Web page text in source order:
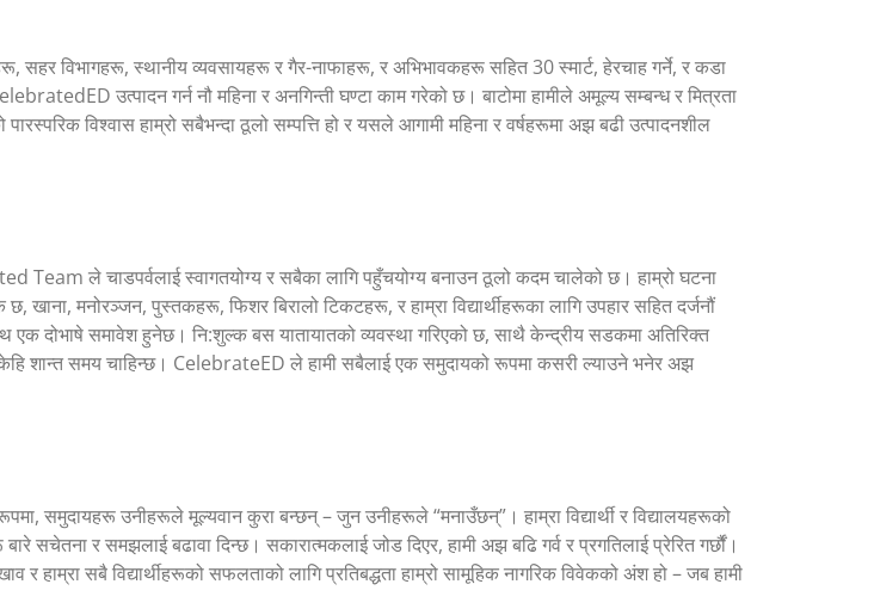
विभागहरू, स्थानीय व्यवसायहरू र गैर-नाफाहरू, र अभिभावकहरू सहित 30 स्मार्ट, हेरचाह गर्ने, र कडा
उत्पादन गर्न नौ महिना र अनगिन्ती घण्टा काम गरेको छ। बाटोमा हामीले अमूल्य सम्बन्ध र मित्रता
विश्वास हाम्रो सबैभन्दा ठूलो सम्पत्ति हो र यसले आगामी महिना र वर्षहरूमा अझ बढी उत्पादनशील
Team ले चाडपर्वलाई स्वागतयोग्य र सबैका लागि पहुँचयोग्य बनाउन ठूलो कदम चालेको छ। हाम्रो घटना
खाना, मनोरञ्जन, पुस्तकहरू, फिशर बिरालो टिकटहरू, र हाम्रा विद्यार्थीहरूका लागि उपहार सहित दर्जनौं
एक दोभाषे समावेश हुनेछ। नि:शुल्क बस यातायातको व्यवस्था गरिएको छ, साथै केन्द्रीय सडकमा अतिरिक्त
शान्त समय चाहिन्छ। CelebrateED ले हामी सबैलाई एक समुदायको रूपमा कसरी ल्याउने भनेर अझ
समुदायहरू उनीहरूले मूल्यवान कुरा बन्छन् – जुन उनीहरूले “मनाउँछन्”। हाम्रा विद्यार्थी र विद्यालयहरूको
र समझलाई बढावा दिन्छ। सकारात्मकलाई जोड दिएर, हामी अझ बढि गर्व र प्रगतिलाई प्रेरित गर्छौं।
हाम्रा सबै विद्यार्थीहरूको सफलताको लागि प्रतिबद्धता हाम्रो सामूहिक नागरिक विवेकको अंश हो – जब हामी